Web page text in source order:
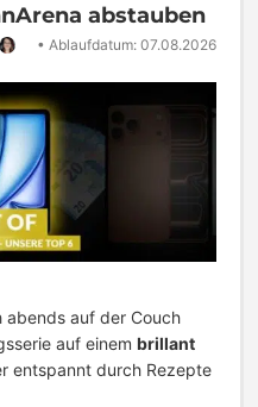
abstauben
• Ablaufdatum: 07.08.2026
abends auf der Couch
auf einem brillant
entspannt durch Rezepte